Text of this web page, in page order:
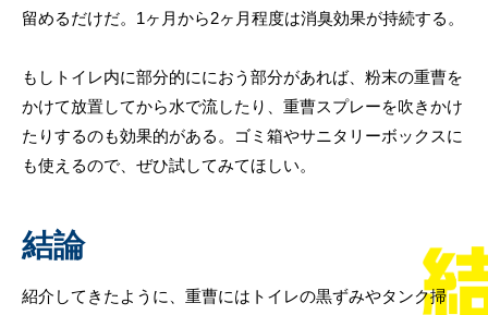
留めるだけだ。1ヶ月から2ヶ月程度は消臭効果が持続する。
もしトイレ内に部分的ににおう部分があれば、粉末の重曹を
かけて放置してから水で流したり、重曹スプレーを吹きかけ
たりするのも効果的がある。ゴミ箱やサニタリーボックスに
も使えるので、ぜひ試してみてほしい。
結論
紹介してきたように、重曹にはトイレの黒ずみやタンク掃